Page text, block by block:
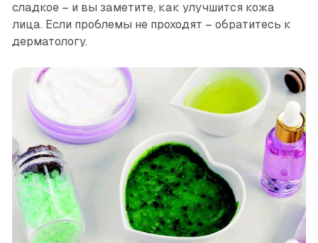
сладкое – и вы заметите, как улучшится кожа
лица. Если проблемы не проходят – обратитесь к
дерматологу.